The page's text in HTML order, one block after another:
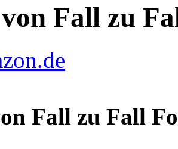
Fall zu
Fall zu Fall